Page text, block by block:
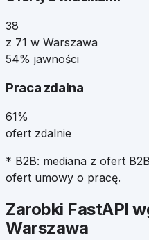
38
z 71 w Warszawa
54% jawności
Praca zdalna
61%
ofert zdalnie
* B2B: mediana z ofert
ofert umowy o pracę.
Zarobki FastAPI
Warszawa